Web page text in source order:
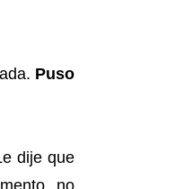
Puso
dije que